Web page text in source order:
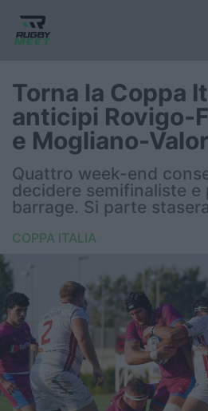
Nazionale
Nazionali giovanili
Rugby Sevens
FIR
Internazionale
6 Nazioni
United Rugby
Top14
Torna la Coppa
anticipi Rovigo-
e Mogliano-
Quattro week-end
decidere semifinaliste
barrage. Si parte
COPPA ITALIA